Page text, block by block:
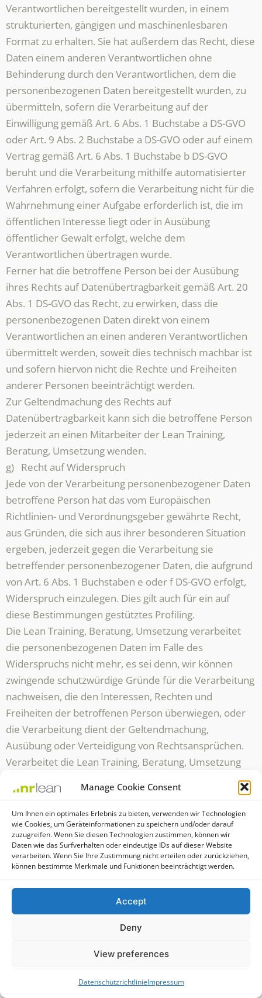
Manage Cookie Consent
Um Ihnen ein optimales Erlebnis zu bieten, verwenden wir Technologien
wie Cookies, um Geräteinformationen zu speichern und/oder darauf
zuzugreifen. Wenn Sie diesen Technologien zustimmen, können wir
Daten wie das Surfverhalten oder eindeutige IDs auf dieser Website
verarbeiten. Wenn Sie Ihre Zustimmung nicht erteilen oder zurückziehen,
können bestimmte Merkmale und Funktionen beeinträchtigt werden.
Accept
Deny
View preferences
DatenschutzrichtlinieImpressum
Verantwortlichen bereitgestellt wurden, in einem
strukturierten, gängigen und maschinenlesbaren
Format zu erhalten. Sie hat außerdem das Recht, diese
Daten einem anderen Verantwortlichen ohne
Behinderung durch den Verantwortlichen, dem die
personenbezogenen Daten bereitgestellt wurden, zu
übermitteln, sofern die Verarbeitung auf der
Einwilligung gemäß Art. 6 Abs. 1 Buchstabe a DS-GVO
oder Art. 9 Abs. 2 Buchstabe a DS-GVO oder auf einem
Vertrag gemäß Art. 6 Abs. 1 Buchstabe b DS-GVO
beruht und die Verarbeitung mithilfe automatisierter
Verfahren erfolgt, sofern die Verarbeitung nicht für die
Wahrnehmung einer Aufgabe erforderlich ist, die im
öffentlichen Interesse liegt oder in Ausübung
öffentlicher Gewalt erfolgt, welche dem
Verantwortlichen übertragen wurde.
Ferner hat die betroffene Person bei der Ausübung
ihres Rechts auf Datenübertragbarkeit gemäß Art. 20
Abs. 1 DS-GVO das Recht, zu erwirken, dass die
personenbezogenen Daten direkt von einem
Verantwortlichen an einen anderen Verantwortlichen
übermittelt werden, soweit dies technisch machbar ist
und sofern hiervon nicht die Rechte und Freiheiten
anderer Personen beeinträchtigt werden.
Zur Geltendmachung des Rechts auf
Datenübertragbarkeit kann sich die betroffene Person
jederzeit an einen Mitarbeiter der Lean Training,
Beratung, Umsetzung wenden.
g) Recht auf Widerspruch
Jede von der Verarbeitung personenbezogener Daten
betroffene Person hat das vom Europäischen
Richtlinien- und Verordnungsgeber gewährte Recht,
aus Gründen, die sich aus ihrer besonderen Situation
ergeben, jederzeit gegen die Verarbeitung sie
betreffender personenbezogener Daten, die aufgrund
von Art. 6 Abs. 1 Buchstaben e oder f DS-GVO erfolgt,
Widerspruch einzulegen. Dies gilt auch für ein auf
diese Bestimmungen gestütztes Profiling.
Die Lean Training, Beratung, Umsetzung verarbeitet
die personenbezogenen Daten im Falle des
Widerspruchs nicht mehr, es sei denn, wir können
zwingende schutzwürdige Gründe für die Verarbeitung
nachweisen, die den Interessen, Rechten und
Freiheiten der betroffenen Person überwiegen, oder
die Verarbeitung dient der Geltendmachung,
Ausübung oder Verteidigung von Rechtsansprüchen.
Verarbeitet die Lean Training, Beratung, Umsetzung
betreiben, so hat die betroffene Person das Recht,
jederzeit Widerspruch gegen die Verarbeitung der
personenbezogenen Daten zum Zwecke derartiger
Werbung einzulegen. Dies gilt auch für das Profiling,
soweit es mit solcher Direktwerbung in Verbindung
der Lean Training, Beratung, Umsetzung der
Verarbeitung für Zwecke der Direktwerbung, so wird
die Lean Training, Beratung, Umsetzung die
Zwecke verarbeiten.